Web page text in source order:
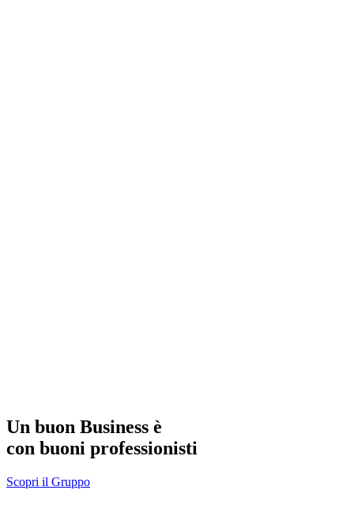
Un buon Business è
con buoni professionisti
Scopri il Gruppo